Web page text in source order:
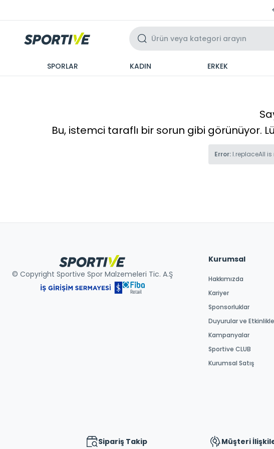
SPORLAR KADIN ERKEK
Bu, istemci taraflı bir sorun gibi görünüyor.
Error: l.replaceAll
© Copyright Sportive Spor Malzemeleri Tic. A.Ş
Kurumsal
Hakkımızda
Kariyer
Sponsorluklar
Duyurular ve
Kampanyalar
Sportive CLUB
Kurumsal Satış
Sipariş Takip Müşteri